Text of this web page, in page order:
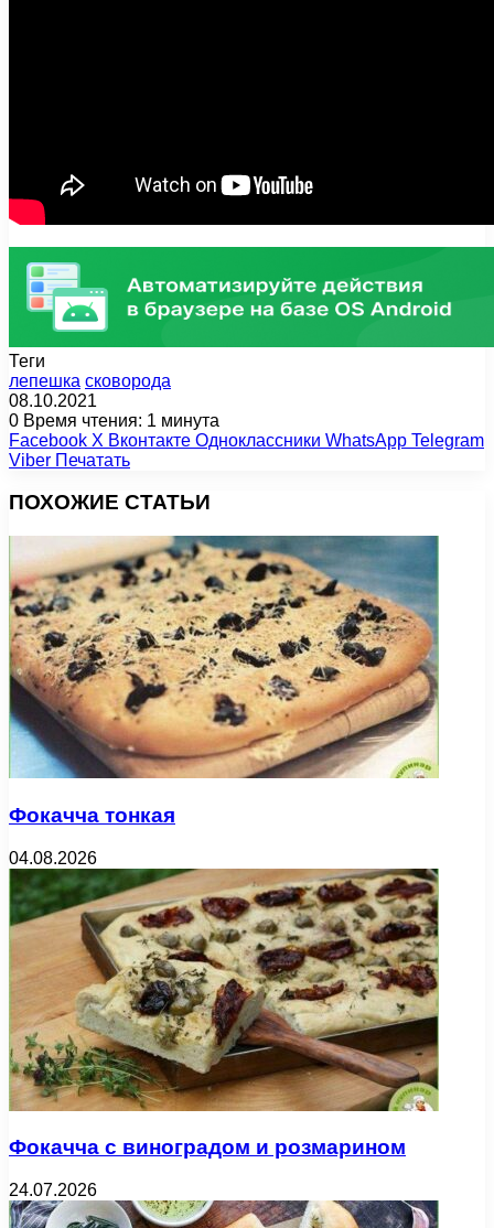
Теги
лепешка сковорода
08.10.2021
0 Время чтения: 1 минута
Facebook X Вконтакте Одноклассники WhatsApp Telegram
Viber Печатать
ПОХОЖИЕ СТАТЬИ
Фокачча тонкая
04.08.2026
Фокачча с виноградом и розмарином
24.07.2026